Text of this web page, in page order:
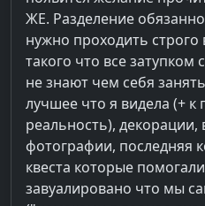
ЖЕ. Разделение
нужно проходить строго
такого что все затупком
не знают чем себя
лучшее что я видела (+ к
реальность), декорации,
фотографии, последняя
квеста которые
завуалировано что мы